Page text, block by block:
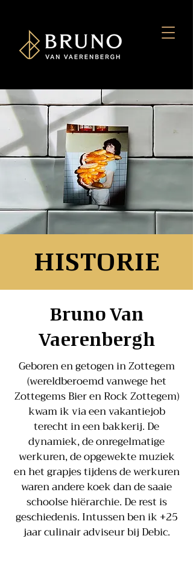
HISTORIE
Bruno Van
Vaerenbergh
Geboren en getogen in Zottegem
(wereldberoemd vanwege het
Zottegems Bier en Rock Zottegem)
kwam ik via een vakantiejob
terecht in een bakkerij. De
dynamiek, de onregelmatige
werkuren, de opgewekte muziek
en het grapjes tijdens de werkuren
waren andere koek dan de saaie
schoolse hiërarchie. De rest is
geschiedenis. Intussen ben ik +25
jaar culinair adviseur bij Debic.